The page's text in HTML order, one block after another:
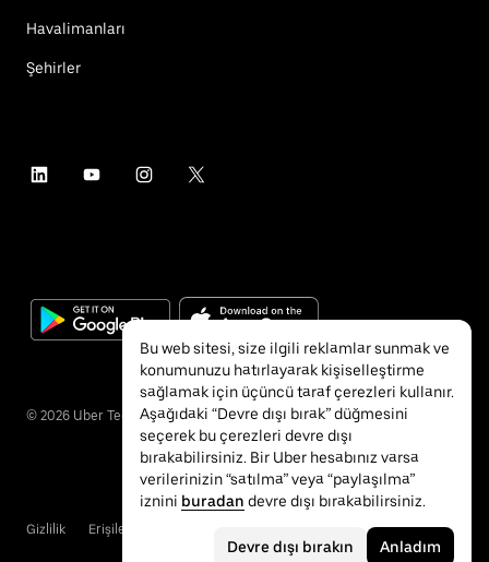
Havalimanları
Şehirler
© 2026 Uber Technologies Inc.
Gizlilik Erişilebilirlik
Bu web sitesi, size ilgili reklamlar sunmak ve
konumunuzu hatırlayarak kişiselleştirme
sağlamak için üçüncü taraf çerezleri kullanır.
Aşağıdaki “Devre dışı bırak” düğmesini
seçerek bu çerezleri devre dışı
bırakabilirsiniz. Bir Uber hesabınız varsa
verilerinizin “satılma” veya “paylaşılma”
iznini buradan devre dışı bırakabilirsiniz.
Devre dışı bırakın Anladım